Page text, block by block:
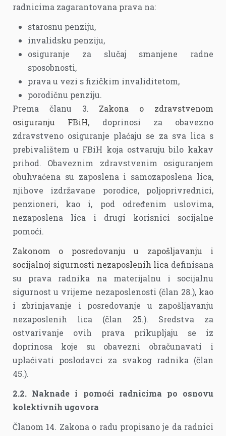
radnicima zagarantovana prava na:
starosnu penziju,
invalidsku penziju,
osiguranje za slučaj smanjene radne
sposobnosti,
prava u vezi s fizičkim invaliditetom,
porodičnu penziju.
Prema članu 3. Zakona o zdravstvenom
osiguranju FBiH, doprinosi za obavezno
zdravstveno osiguranje plaćaju se za sva lica s
prebivalištem u FBiH koja ostvaruju bilo kakav
prihod. Obaveznim zdravstvenim osiguranjem
obuhvaćena su zaposlena i samozaposlena lica,
njihove izdržavane porodice, poljoprivrednici,
penzioneri, kao i, pod određenim uslovima,
nezaposlena lica i drugi korisnici socijalne
pomoći.
Zakonom o posredovanju u zapošljavanju i
socijalnoj sigurnosti nezaposlenih lica definisana
su prava radnika na materijalnu i socijalnu
sigurnost u vrijeme nezaposlenosti (član 28.), kao
i zbrinjavanje i posredovanje u zapošljavanju
nezaposlenih lica (član 25.). Sredstva za
ostvarivanje ovih prava prikupljaju se iz
doprinosa koje su obavezni obračunavati i
uplaćivati poslodavci za svakog radnika (član
45.).
2.2. Naknade i pomoći radnicima po osnovu
kolektivnih ugovora
Članom 14. Zakona o radu propisano je da radnici